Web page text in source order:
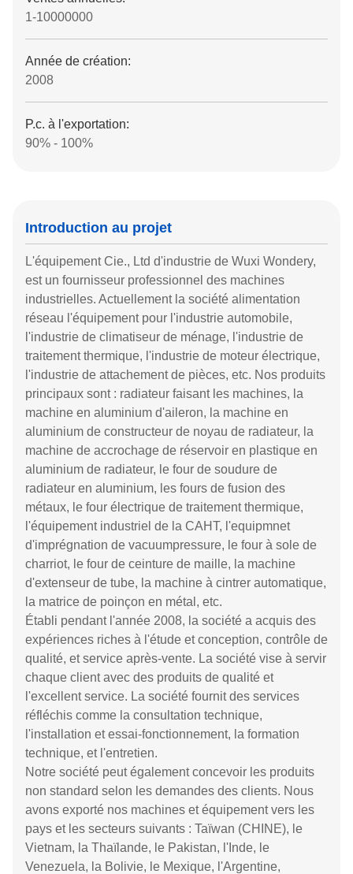
1-10000000
Année de création:
2008
P.c. à l'exportation:
90% - 100%
Introduction au projet
L'équipement Cie., Ltd d'industrie de Wuxi Wondery,
est un fournisseur professionnel des machines
industrielles. Actuellement la société alimentation
réseau l'équipement pour l'industrie automobile,
l'industrie de climatiseur de ménage, l'industrie de
traitement thermique, l'industrie de moteur électrique,
l'industrie de attachement de pièces, etc. Nos produits
principaux sont : radiateur faisant les machines, la
machine en aluminium d'aileron, la machine en
aluminium de constructeur de noyau de radiateur, la
machine de accrochage de réservoir en plastique en
aluminium de radiateur, le four de soudure de
radiateur en aluminium, les fours de fusion des
métaux, le four électrique de traitement thermique,
l'équipement industriel de la CAHT, l'equipmnet
d'imprégnation de vacuumpressure, le four à sole de
charriot, le four de ceinture de maille, la machine
d'extenseur de tube, la machine à cintrer automatique,
la matrice de poinçon en métal, etc.
Établi pendant l'année 2008, la société a acquis des
expériences riches à l'étude et conception, contrôle de
qualité, et service après-vente. La société vise à servir
chaque client avec des produits de qualité et
l'excellent service. La société fournit des services
réfléchis comme la consultation technique,
l'installation et essai-fonctionnement, la formation
technique, et l'entretien.
Notre société peut également concevoir les produits
non standard selon les demandes des clients. Nous
avons exporté nos machines et équipement vers les
pays et les secteurs suivants : Taïwan (CHINE), le
Vietnam, la Thaïlande, le Pakistan, l'Inde, le
Venezuela, la Bolivie, le Mexique, l'Argentine,